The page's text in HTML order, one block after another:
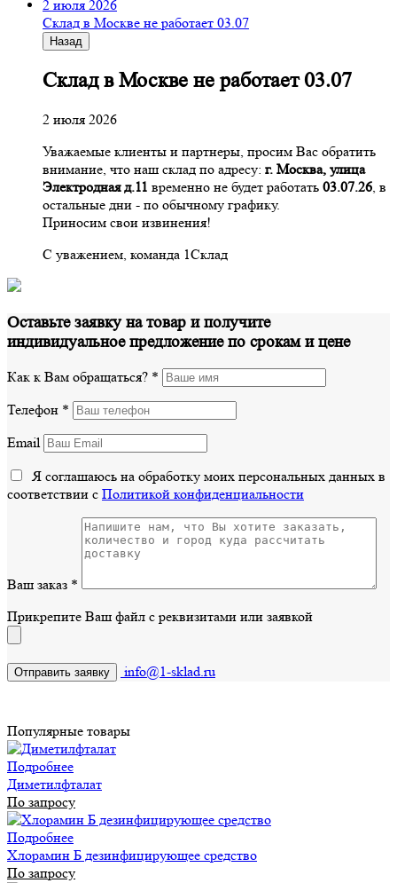
2 июля 2026
Склад в Москве не работает 03.07
Назад
Склад в Москве не работает 03.07
2 июля 2026
Уважаемые клиенты и партнеры, просим Вас обратить
внимание, что наш склад по адресу: г. Москва, улица
Электродная д.11 временно не будет работать 03.07.26, в
остальные дни - по обычному графику.
Приносим свои извинения!
С уважением, команда 1Склад
Оставьте заявку на товар и получите
индивидуальное предложение по срокам и цене
Как к Вам обращаться? *
Телефон *
Email
Я соглашаюсь на обработку моих персональных данных в
соответствии с Политикой конфиденциальности
Ваш заказ *
Прикрепите Ваш файл с реквизитами или заявкой
info@1-sklad.ru
Популярные товары
Подробнее
Диметилфталат
По запросу
Подробнее
Хлорамин Б дезинфицирующее средство
По запросу